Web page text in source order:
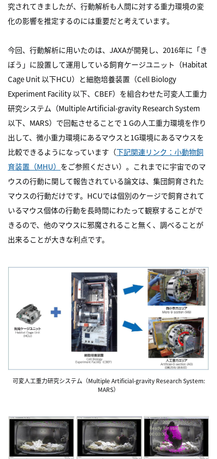
究されてきましたが、行動解析も人間に対する重力環境の変
化の影響を推定するのには重要だと考えています。
今回、行動解析に用いたのは、JAXAが開発し、2016年に「き
ぼう」に設置して運用している飼育ケージユニット（Habitat
Cage Unit 以下HCU）と細胞培養装置（Cell Biology
Experiment Facility 以下、CBEF）を組合わせた可変人工重力
研究システム（Multiple Artificial-gravity Research System
以下、MARS）で回転させることで１Gの人工重力環境を作り
出して、微小重力環境にあるマウスと1G環境にあるマウスを
比較できるようになっています（下記関連リンク：小動物飼
育装置（MHU） をご参照ください）。これまでに宇宙でのマ
ウスの行動に関して報告されている論文は、集団飼育された
マウスの行動だけです。HCUでは個別のケージで飼育されて
いるマウス個体の行動を長時間にわたって観察することがで
きるので、他のマウスに邪魔されること無く、調べることが
出来ることが大きな利点です。
可変人工重力研究システム（Multiple Artificial-gravity Research System:
MARS）